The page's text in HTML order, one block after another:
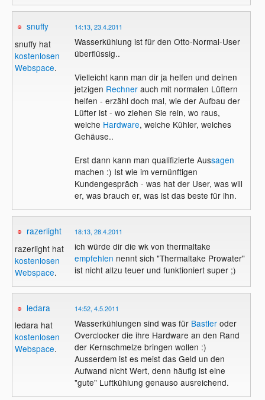
snuffy
snuffy hat
kostenlosen
Webspace.
14:13, 23.4.2011
Wasserkühlung ist für den Otto-Normal-User
überflüssig..
Vielleicht kann man dir ja helfen und deinen
jetzigen Rechnerauch mit normalen Lüftern
helfen - erzähl doch mal, wie der Aufbau der
Lüfter ist - wo ziehen Sie rein, wo raus,
welche Hardware, welche Kühler, welches
Gehäuse..
Erst dann kann man qualifizierte Aussagen
machen :) Ist wie im vernünftigen
Kundengespräch - was hat der User, was will
er, was brauch er, was ist das beste für ihn.
razerlight
razerlight hat
kostenlosen
Webspace.
18:13, 28.4.2011
ich würde dir die wk von thermaltake
empfehlen nennt sich "Thermaltake Prowater"
ist nicht allzu teuer und funktioniert super ;)
ledara
ledara hat
kostenlosen
Webspace.
14:52, 4.5.2011
Wasserkühlungen sind was für Bastleroder
Overclocker die ihre Hardware an den Rand
der Kernschmelze bringen wollen :)
Ausserdem ist es meist das Geld un den
Aufwand nicht Wert, denn häufig ist eine
"gute" Luftkühlung genauso ausreichend.